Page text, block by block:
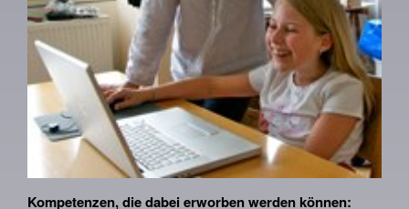
Kompetenzen, die dabei erworben werden können: